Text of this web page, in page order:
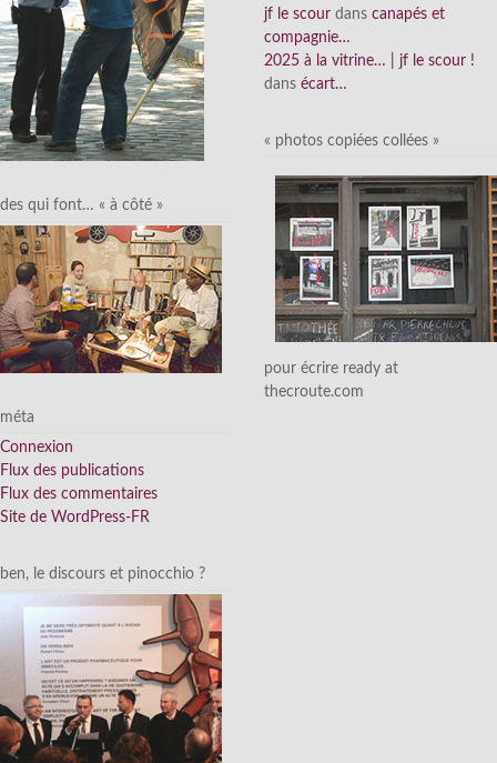
des qui font… « à côté »
méta
Connexion
Flux des publications
Flux des commentaires
Site de WordPress-FR
ben, le discours et pinocchio ?
jf le scour dans canapés et
compagnie…
2025 à la vitrine… | jf le scour !
dans écart…
« photos copiées collées »
pour écrire ready at
thecroute.com